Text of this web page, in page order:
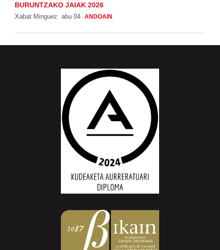
BURUNTZAKO JAIAK 2026
Xabat Minguez abu 04 ANDOAIN